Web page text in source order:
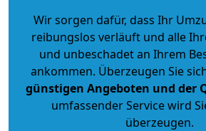
Wir sorgen dafür, dass Ihr
reibungslos verläuft und alle
und unbeschadet an Ihrem
ankommen. Überzeugen Sie
günstigen Angeboten und der
umfassender Service wird
überzeugen.